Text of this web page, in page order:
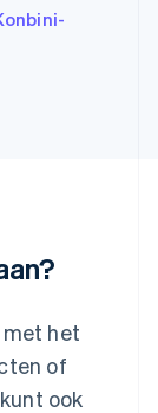
het
of
ook